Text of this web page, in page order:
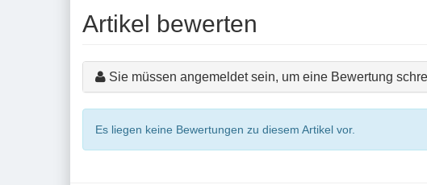
Artikel bewerten
Sie müssen angemeldet sein, um eine Bewertung
Es liegen keine Bewertungen zu diesem Artikel vor.